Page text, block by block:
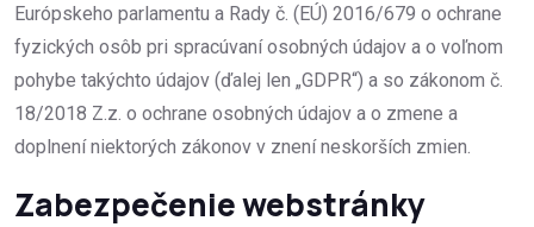
Európskeho parlamentu a Rady č. (EÚ) 2016/679 o ochrane
fyzických osôb pri spracúvaní osobných údajov a o voľnom
pohybe takýchto údajov (ďalej len „GDPR“) a so zákonom č.
18/2018 Z.z. o ochrane osobných údajov a o zmene a
doplnení niektorých zákonov v znení neskorších zmien.
Zabezpečenie webstránky